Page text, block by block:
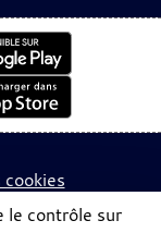
cookies
le contrôle sur